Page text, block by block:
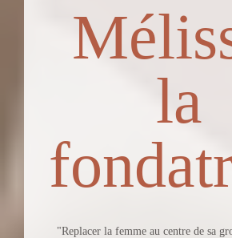
la
"Replacer la femme au centre de sa